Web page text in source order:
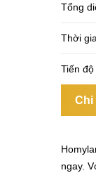
Tổng
Thời
Tiến
Chi
ngay.